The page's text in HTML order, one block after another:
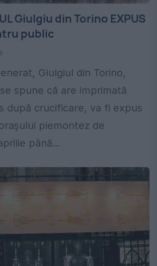
Giulgiu din Torino EXPUS
public
Giulgiul din Torino,
spune că are imprimată
după crucificare, va fi expus
piemontez de
până...